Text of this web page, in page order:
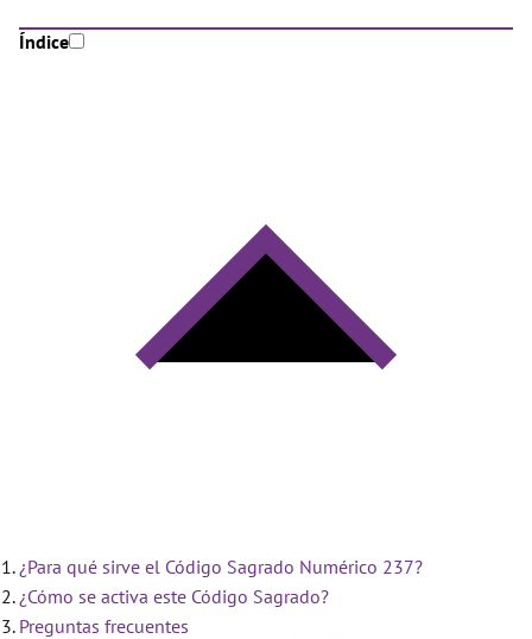
Índice
¿Para qué sirve el Código Sagrado Numérico 237?
¿Cómo se activa este Código Sagrado?
Preguntas frecuentes